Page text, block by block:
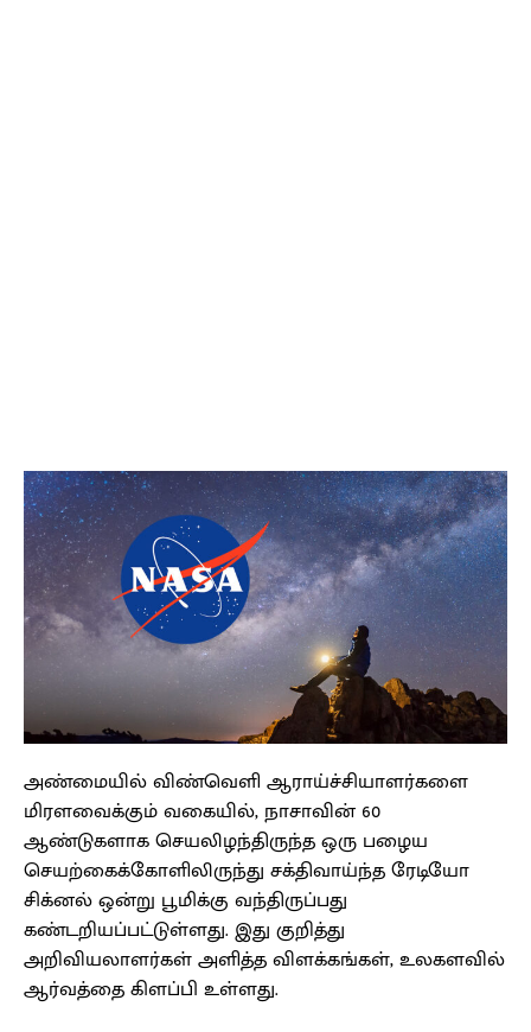
அண்மையில் விண்வெளி ஆராய்ச்சியாளர்களை
மிரளவைக்கும் வகையில், நாசாவின் 60
ஆண்டுகளாக செயலிழந்திருந்த ஒரு பழைய
செயற்கைக்கோளிலிருந்து சக்திவாய்ந்த ரேடியோ
சிக்னல் ஒன்று பூமிக்கு வந்திருப்பது
கண்டறியப்பட்டுள்ளது. இது குறித்து
அறிவியலாளர்கள் அளித்த விளக்கங்கள், உலகளவில்
ஆர்வத்தை கிளப்பி உள்ளது.